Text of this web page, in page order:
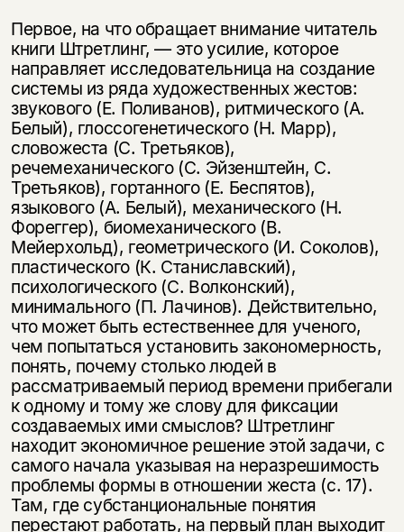
Первое, на что обращает внимание читатель
книги Штретлинг, — это усилие, которое
направляет исследовательница на создание
системы из ряда художественных жестов:
звукового (Е. Поливанов), ритмического (А.
Белый), глоссогенетического (Н. Марр),
словожеста (С. Третьяков),
речемеханического (С. Эйзенштейн, С.
Третьяков), гортанного (Е. Беспятов),
языкового (А. Белый), механического (Н.
Фореггер), биомеханического (В.
Мейерхольд), геометрического (И. Соколов),
пластического (К. Станиславский),
психологического (С. Волконский),
минимального (П. Лачинов). Действительно,
что может быть естественнее для ученого,
чем попытаться установить закономерность,
понять, почему столько людей в
рассматриваемый период времени прибегали
к одному и тому же слову для фиксации
создаваемых ими смыслов? Штретлинг
находит экономичное решение этой задачи, с
самого начала указывая на неразрешимость
проблемы формы в отношении жеста (с. 17).
Там, где субстанциональные понятия
перестают работать, на первый план выходит